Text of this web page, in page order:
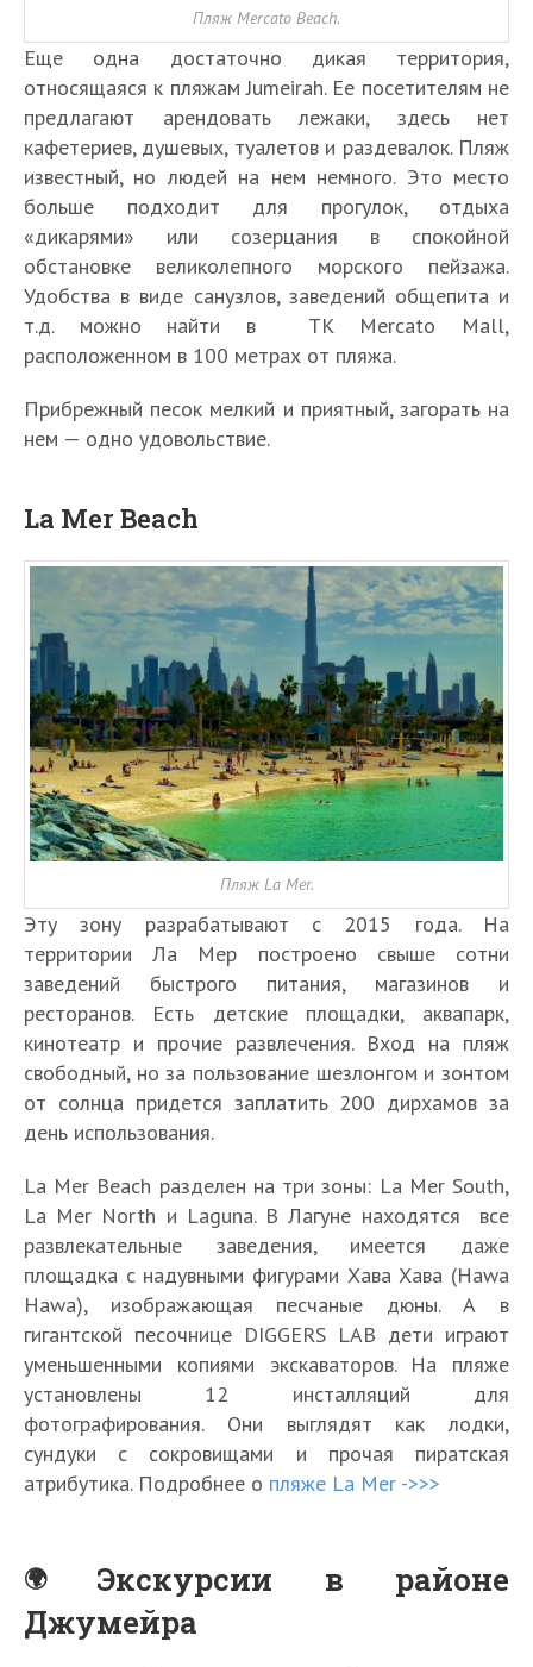
Пляж Mercato Beach.
Еще одна достаточно дикая территория,
относящаяся к пляжам Jumeirah. Ее посетителям не
предлагают арендовать лежаки, здесь нет
кафетериев, душевых, туалетов и раздевалок. Пляж
известный, но людей на нем немного. Это место
больше подходит для прогулок, отдыха
«дикарями» или созерцания в спокойной
обстановке великолепного морского пейзажа.
Удобства в виде санузлов, заведений общепита и
т.д. можно найти в ТК Mercato Mall,
расположенном в 100 метрах от пляжа.
Прибрежный песок мелкий и приятный, загорать на
нем — одно удовольствие.
La Mer Beach
Пляж La Mer.
Эту зону разрабатывают с 2015 года. На
территории Ла Мер построено свыше сотни
заведений быстрого питания, магазинов и
ресторанов. Есть детские площадки, аквапарк,
кинотеатр и прочие развлечения. Вход на пляж
свободный, но за пользование шезлонгом и зонтом
от солнца придется заплатить 200 дирхамов за
день использования.
La Mer Beach разделен на три зоны: La Mer South,
La Mer North и Laguna. В Лагуне находятся все
развлекательные заведения, имеется даже
площадка с надувными фигурами Хава Хава (Hawa
Hawa), изображающая песчаные дюны. А в
гигантской песочнице DIGGERS LAB дети играют
уменьшенными копиями экскаваторов. На пляже
установлены 12 инсталляций для
фотографирования. Они выглядят как лодки,
сундуки с сокровищами и прочая пиратская
атрибутика. Подробнее о пляже La Mer ->>>
Экскурсии в районе
Джумейра